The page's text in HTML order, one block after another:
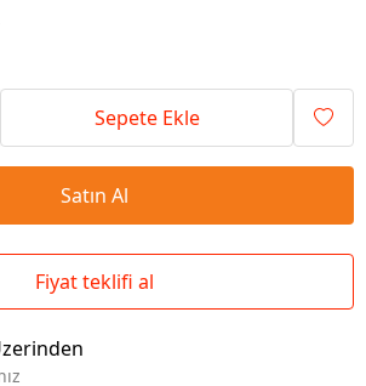
Sepete Ekle
Satın Al
Fiyat teklifi al